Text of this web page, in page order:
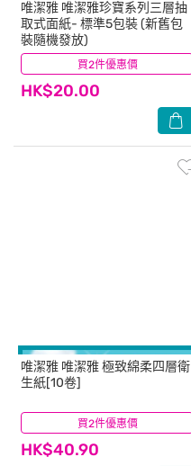
買2件優惠價
唯潔雅 唯潔雅珍寶系列三層抽
取式面紙- 標準5包裝 (新舊包
裝隨機發放)
HK$20.00
(9)
買2件優惠價
唯潔雅 唯潔雅 極致綿柔四層衛
生紙[10卷]
HK$40.90
(57)